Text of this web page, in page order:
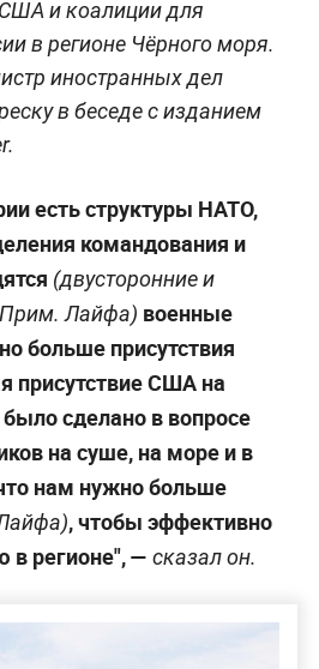
и коалиции для
в регионе Чёрного моря.
иностранных дел
в беседе с изданием
есть структуры НАТО,
командования и
(двусторонние и
Прим. Лайфа) военные
больше присутствия
присутствие США на
сделано в вопросе
на суше, на море и в
нам нужно больше
), чтобы эффективно
в регионе", — сказал он.